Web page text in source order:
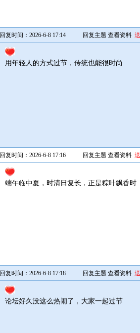
回复时间：2026-6-8 17:14 回复主题 查看资料
用年轻人的方式过节，传统也能很时尚
回复时间：2026-6-8 17:16 回复主题 查看资料
端午临中夏，时清日复长，正是粽叶飘香时
回复时间：2026-6-8 17:18 回复主题 查看资料
论坛好久没这么热闹了，大家一起过节